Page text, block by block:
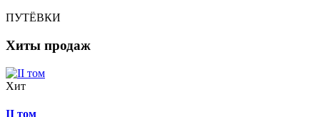
ПУТЁВКИ
Хиты продаж
Хит
II том